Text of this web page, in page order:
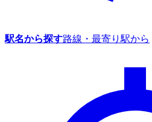
駅名から探す路線・最寄り駅から